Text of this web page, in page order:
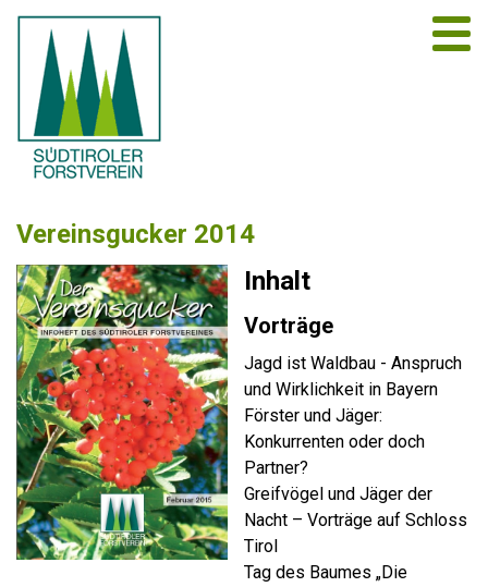
Vereinsgucker 2014
Inhalt
Vorträge
Jagd ist Waldbau - Anspruch
und Wirklichkeit in Bayern
Förster und Jäger:
Konkurrenten oder doch
Partner?
Greifvögel und Jäger der
Nacht – Vorträge auf Schloss
Tirol
Tag des Baumes „Die